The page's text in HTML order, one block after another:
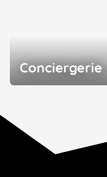
Conciergerie